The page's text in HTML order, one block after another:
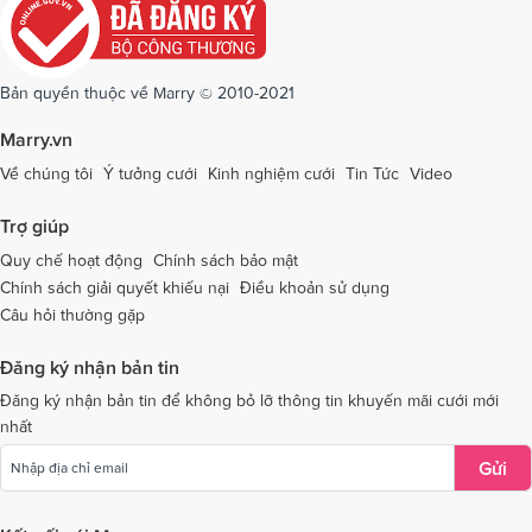
Dịch vụ cưới tại Quảng Ninh
Dịch vụ cưới tại Sóc Trăng Dịch vụ cưới tại Sơn La
Dịch vụ cưới tại Thái Bình Dịch vụ cưới tại Thanh Hóa
Dịch vụ cưới tại Thừa Thiên - Huế
Dịch vụ cưới tại An Giang Dịch vụ cưới tại Trà Vinh
Dịch vụ cưới tại Tuyên Quang Dịch vụ cưới tại Vĩnh Long
Dịch vụ cưới tại Bà Rịa - Vũng TàuDịch vụ cưới tại Bắc Giang
Dịch vụ cưới tại Bắc Kạn
Bản quyền thuộc về Marry © 2010-2021
Marry.vn
Về chúng tôi Ý tưởng cưới Kinh nghiệm cưới Tin Tức Video
Trợ giúp
Quy chế hoạt động
Chính sách bảo mật
Chính sách giải quyết khiếu nại Điều khoản sử dụng
Câu hỏi thường gặp
Đăng ký nhận bản tin
Đăng ký nhận bản tin để không bỏ lỡ thông tin khuyến mãi cưới mới
nhất
Gửi